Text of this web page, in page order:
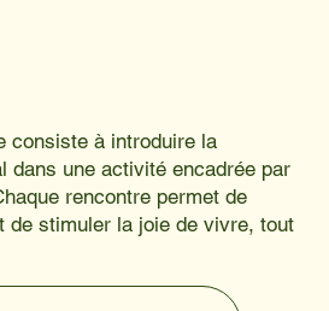
consiste à introduire la
dans une activité encadrée par
rencontre permet de
de stimuler la joie de vivre, tout